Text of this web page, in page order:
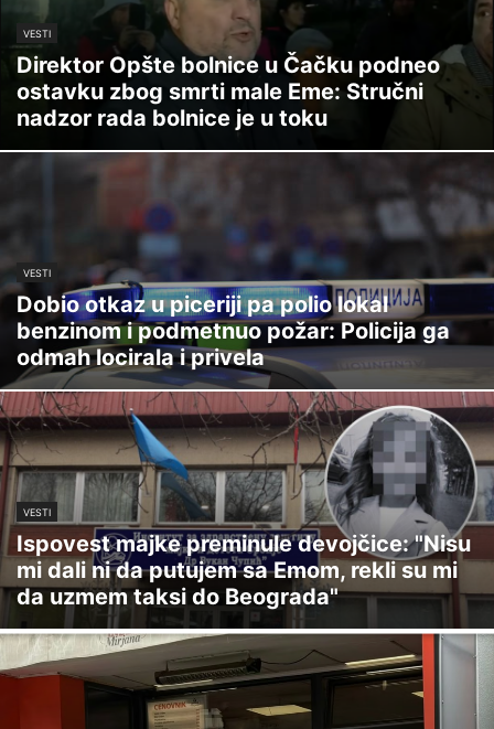
VESTI
Direktor Opšte bolnice u Čačku podneo
ostavku zbog smrti male Eme: Stručni
nadzor rada bolnice je u toku
VESTI
Dobio otkaz u piceriji pa polio lokal
benzinom i podmetnuo požar: Policija ga
odmah locirala i privela
VESTI
Ispovest majke preminule devojčice: "Nisu
mi dali ni da putujem sa Emom, rekli su mi
da uzmem taksi do Beograda"